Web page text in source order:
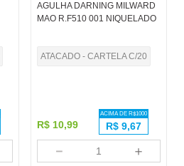
AGULHA DARNING MILWARD
MAO R.F510 001 NIQUELADO
ATACADO - CARTELA C/20
R$ 10,99
ACIMA DE R$1000
R$ 9,67
＋
－